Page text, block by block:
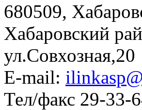
680509,
Хабаровский
ул.Совхозная,20
E-mail:
Тел/факс 29-33-